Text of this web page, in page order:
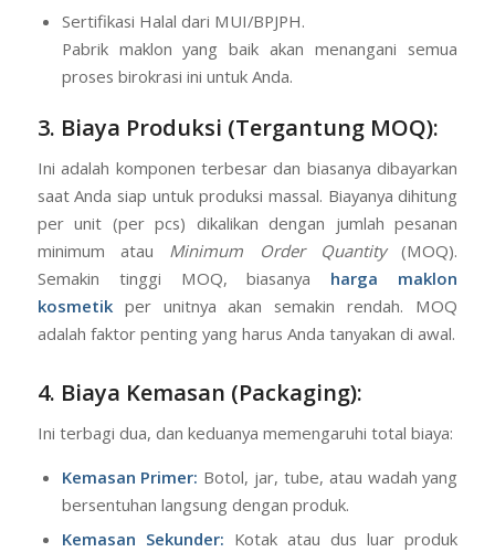
Sertifikasi Halal dari MUI/BPJPH.
Pabrik maklon yang baik akan menangani semua
proses birokrasi ini untuk Anda.
3. Biaya Produksi (Tergantung MOQ):
Ini adalah komponen terbesar dan biasanya dibayarkan
saat Anda siap untuk produksi massal. Biayanya dihitung
per unit (per pcs) dikalikan dengan jumlah pesanan
minimum atau Minimum Order Quantity(MOQ).
Semakin tinggi MOQ, biasanya harga maklon
kosmetikper unitnya akan semakin rendah. MOQ
adalah faktor penting yang harus Anda tanyakan di awal.
4. Biaya Kemasan (Packaging):
Ini terbagi dua, dan keduanya memengaruhi total biaya:
Kemasan Primer: Botol, jar, tube, atau wadah yang
bersentuhan langsung dengan produk.
Kemasan Sekunder: Kotak atau dus luar produk